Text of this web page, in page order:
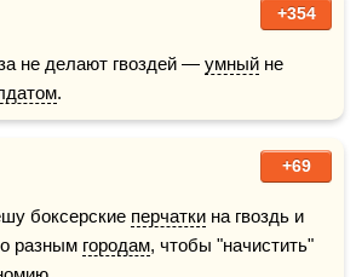
+354
не делают гвоздей — умный не
.
+69
боксерские перчатки на гвоздь и
разным городам, чтобы "начистить"